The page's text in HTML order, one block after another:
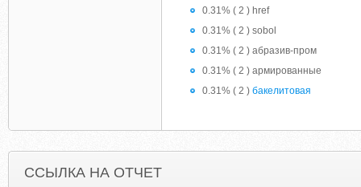
0.31% ( 2 ) href
0.31% ( 2 ) sobol
0.31% ( 2 ) абразив-пром
0.31% ( 2 ) армированные
0.31% ( 2 ) бакелитовая
ССЫЛКА НА ОТЧЕТ